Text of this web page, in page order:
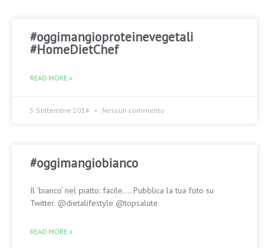
#oggimangioproteinevegetali
#HomeDietChef
READ MORE »
5 Settembre 2014 Nessun commento
#oggimangiobianco
Il ‘bianco’ nel piatto: facile…. Pubblica la tua foto su
Twitter. @dietalifestyle @topsalute
READ MORE »